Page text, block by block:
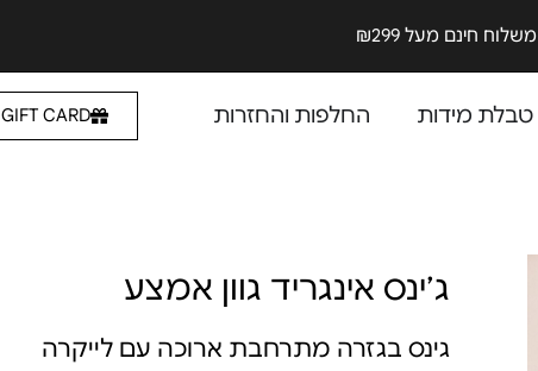
משלוח חינם מעל ₪299
טבלת מידות החלפות והחזרות GIFT CARD
ג׳ינס אינגריד גוון אמצע
גינס בגזרה מתרחבת ארוכה עם לייקרה